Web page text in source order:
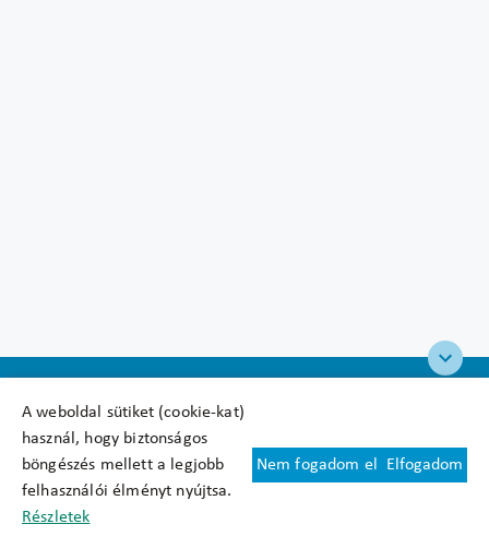
A weboldal sütiket (cookie-kat)
használ, hogy biztonságos
böngészés mellett a legjobb
felhasználói élményt nyújtsa.
Részletek
Nem fogadom el Elfogadom
Felhasználási feltételek